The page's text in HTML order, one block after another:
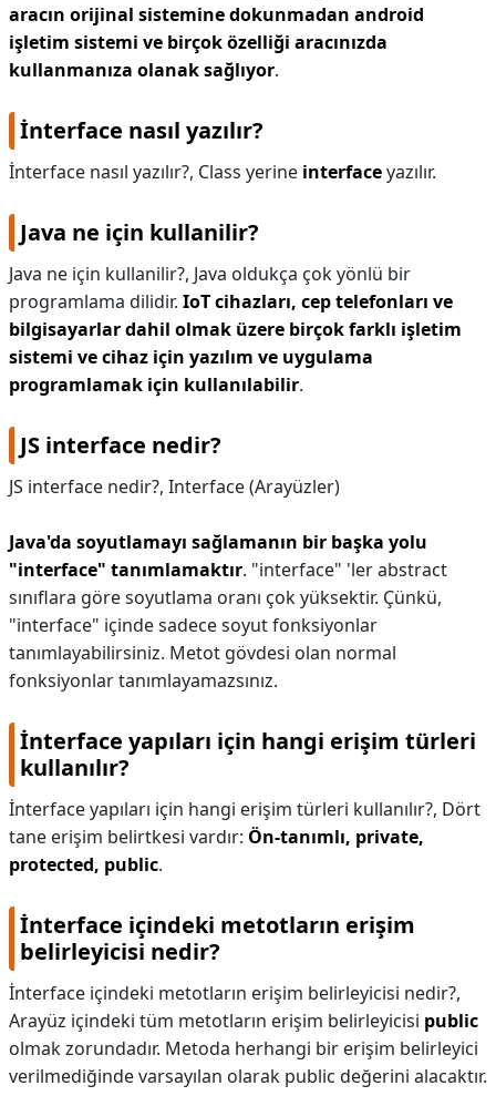
aracın orijinal sistemine dokunmadan android
işletim sistemi ve birçok özelliği aracınızda
kullanmanıza olanak sağlıyor.
İnterface nasıl yazılır?
İnterface nasıl yazılır?, Class yerine interfaceyazılır.
Java ne için kullanilir?
Java ne için kullanilir?, Java oldukça çok yönlü bir
programlama dilidir. IoT cihazları, cep telefonları ve
bilgisayarlar dahil olmak üzere birçok farklı işletim
sistemi ve cihaz için yazılım ve uygulama
programlamak için kullanılabilir.
JS interface nedir?
JS interface nedir?, Interface (Arayüzler)
Java'da soyutlamayı sağlamanın bir başka yolu
"interface" tanımlamaktır. "interface" 'ler abstract
sınıflara göre soyutlama oranı çok yüksektir. Çünkü,
"interface" içinde sadece soyut fonksiyonlar
tanımlayabilirsiniz. Metot gövdesi olan normal
fonksiyonlar tanımlayamazsınız.
İnterface yapıları için hangi erişim türleri
kullanılır?
İnterface yapıları için hangi erişim türleri kullanılır?, Dört
tane erişim belirtkesi vardır: Ön-tanımlı, private,
protected, public.
İnterface içindeki metotların erişim
belirleyicisi nedir?
İnterface içindeki metotların erişim belirleyicisi nedir?,
Arayüz içindeki tüm metotların erişim belirleyicisi public
olmak zorundadır. Metoda herhangi bir erişim belirleyici
verilmediğinde varsayılan olarak public değerini alacaktır.